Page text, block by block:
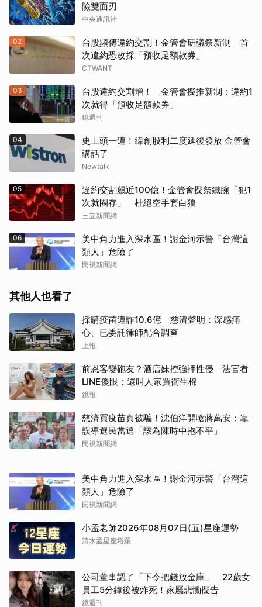
險雙面刃
中央通訊社
02
台股頻傳違約交割！金管會研議祭新制 首
次違約恐改採「預收足額款券」
CTWANT
03
台股違約交割增！ 金管會擬推新制：違約1
次就得「預收足額款券」
鏡週刊
04
史上頭一遭！緯創股利二度延後發放 金管會
講話了
Newtalk
05
違約交割飆近100億！金管會擬祭鐵腕「犯1
次就圈存」 杜絕空手套白狼
三立新聞網
06
美中角力進入深水區！謝金河示警「台灣這
類人」危險了
民視新聞網
其他人也看了
採購疫苗遭詐10.6億 慈濟聲明：深感痛
心、已委託律師配合調查
上報
前恩客變砲友？酒店妹控強押性侵 法官看
LINE傻眼：還叫人家買衛生棉
鏡報
慈濟買疫苗真被騙！沈伯洋開嗆蔣萬安：靠
誤導選民當選「該為陳時中抱不平」
民視新聞網
美中角力進入深水區！謝金河示警「台灣這
類人」危險了
民視新聞網
小孟老師2026年08月07日(五)星座運勢
清水孟星座塔羅
公司董事認了「下令把錢放金庫」 22歲女
員工5分鐘後被炸死！家屬悲慟擬告
鏡週刊